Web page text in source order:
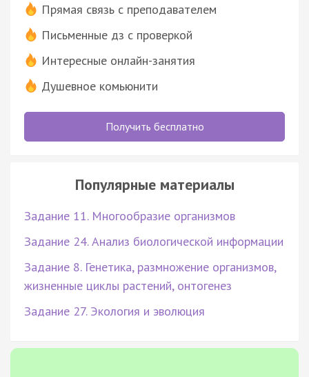
Прямая связь с преподавателем
Письменные дз с проверкой
Интересные онлайн-занятия
Душевное комьюнити
Получить бесплатно
Популярные материалы
Задание 11. Многообразие организмов
Задание 24. Анализ биологической информации
Задание 8. Генетика, размножение организмов,
жизненные циклы растений, онтогенез
Задание 27. Экология и эволюция